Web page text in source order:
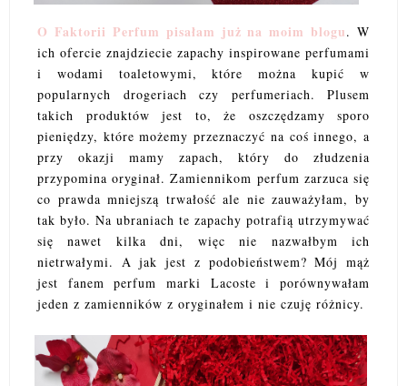
O Faktorii Perfum pisałam już na moim blogu. W
ich ofercie znajdziecie zapachy inspirowane perfumami
i wodami toaletowymi, które można kupić w
popularnych drogeriach czy perfumeriach. Plusem
takich produktów jest to, że oszczędzamy sporo
pieniędzy, które możemy przeznaczyć na coś innego, a
przy okazji mamy zapach, który do złudzenia
przypomina oryginał. Zamiennikom perfum zarzuca się
co prawda mniejszą trwałość ale nie zauważyłam, by
tak było. Na ubraniach te zapachy potrafią utrzymywać
się nawet kilka dni, więc nie nazwałbym ich
nietrwałymi. A jak jest z podobieństwem? Mój mąż
jest fanem perfum marki Lacoste i porównywałam
jeden z zamienników z oryginałem i nie czuję różnicy.